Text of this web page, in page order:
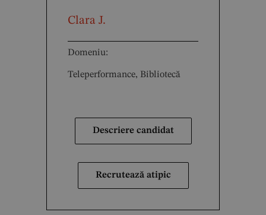
Clara J.
Domeniu:
Teleperformance, Bibliotecă
Descriere candidat
Recrutează atipic